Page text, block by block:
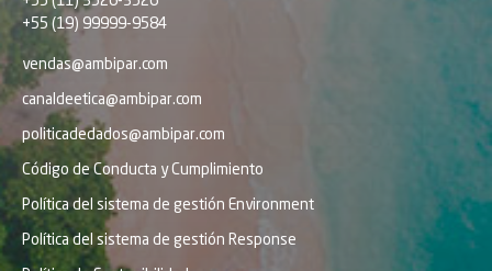
+55 (19) 99999-9584
vendas@ambipar.com
canaldeetica@ambipar.com
politicadedados@ambipar.com
Código de Conducta y Cumplimiento
Política del sistema de gestión Environment
Política del sistema de gestión Response